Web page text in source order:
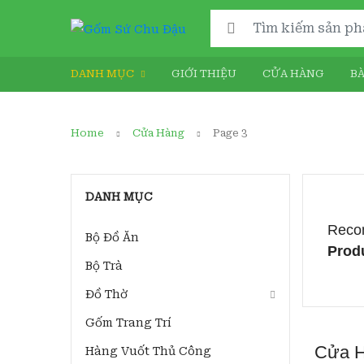
DANH MỤC GIỚI THIỆU CỬA HÀNG
Home Cửa Hàng Page 3
Cửa
DANH MỤC
Bộ Đồ Ăn
Bộ Trà
Đồ Thờ
Gốm Trang Trí
Hàng Vuốt Thủ Công